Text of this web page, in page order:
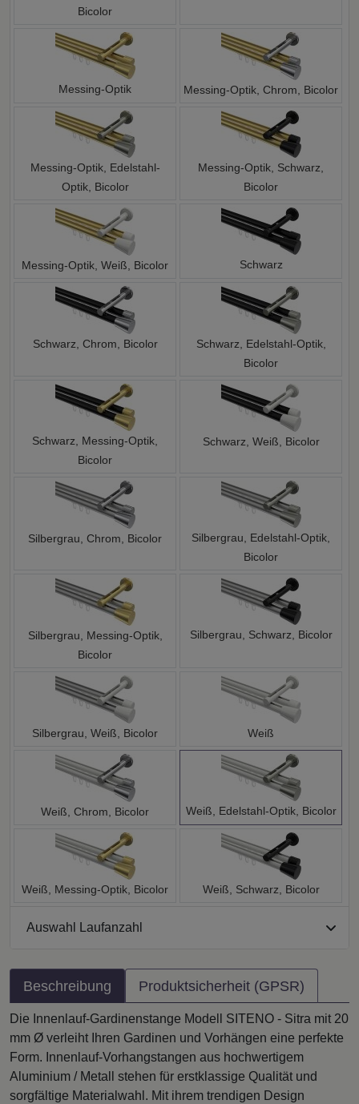
Bicolor
Messing-Optik Messing-Optik, Chrom, Bicolor
Messing-Optik, Edelstahl-
Optik, Bicolor
Messing-Optik, Schwarz,
Bicolor
Messing-Optik, Weiß, Bicolor Schwarz
Schwarz, Chrom, Bicolor
Schwarz, Edelstahl-Optik,
Bicolor
Schwarz, Messing-Optik,
Bicolor
Schwarz, Weiß, Bicolor
Silbergrau, Chrom, Bicolor
Silbergrau, Edelstahl-Optik,
Bicolor
Silbergrau, Messing-Optik,
Bicolor
Silbergrau, Schwarz, Bicolor
Silbergrau, Weiß, Bicolor Weiß
Weiß, Chrom, Bicolor Weiß, Edelstahl-Optik, Bicolor
Weiß, Messing-Optik, Bicolor Weiß, Schwarz, Bicolor
Auswahl Laufanzahl
Beschreibung Produktsicherheit (GPSR)
Die Innenlauf-Gardinenstange Modell SITENO - Sitra mit 20
mm Ø verleiht Ihren Gardinen und Vorhängen eine perfekte
Form. Innenlauf-Vorhangstangen aus hochwertigem
Aluminium / Metall stehen für erstklassige Qualität und
sorgfältige Materialwahl. Mit ihrem trendigen Design